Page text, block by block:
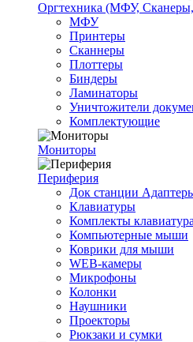
Оргтехника (МФУ,
МФУ
Принтеры
Сканнеры
Плоттеры
Биндеры
Ламинаторы
Уничтожители
Комплектующие
Мониторы
Периферия
Док станции
Клавиатуры
Комплекты
Компьютерные мыши
Коврики для мыши
WEB-камеры
Микрофоны
Колонки
Наушники
Проекторы
Рюкзаки и сумки